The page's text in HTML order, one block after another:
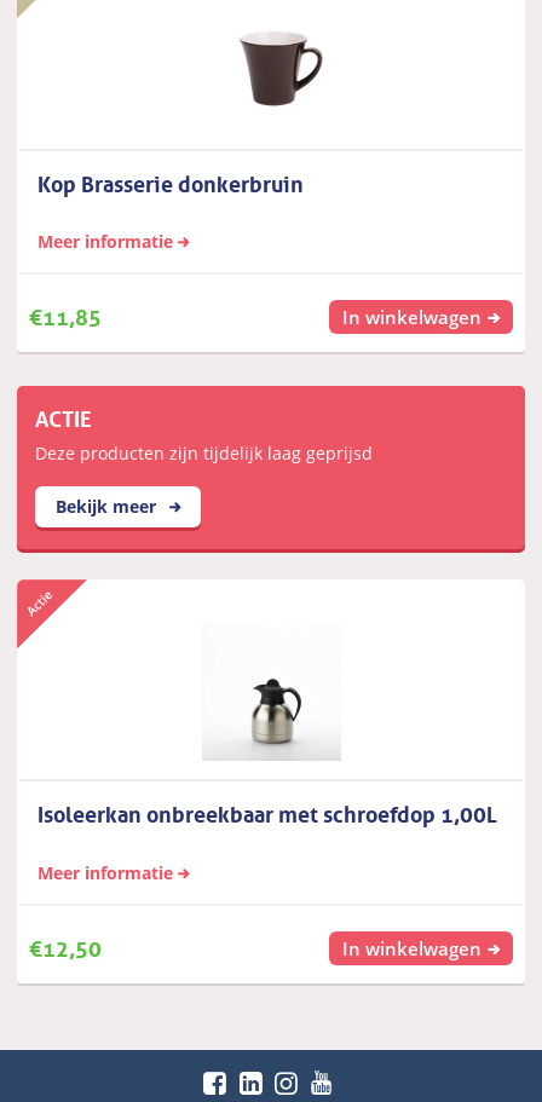
Kop Brasserie donkerbruin
Meer informatie
€11,85 In winkelwagen
ACTIE
Deze producten zijn tijdelijk laag geprijsd
Bekijk meer
Isoleerkan onbreekbaar met schroefdop 1,00L
Meer informatie
€12,50 In winkelwagen